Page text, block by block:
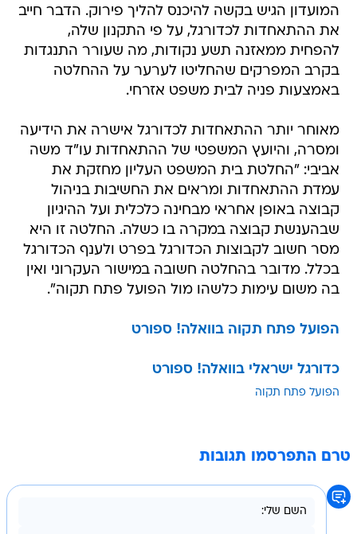
המועדון הגיש בקשה להיכנס להליך פירוק. הדבר חייב
את ההתאחדות לכדורגל, על פי התקנון שלה,
להפחית ממאזנה תשע נקודות, מה שעורר התנגדות
בקרב המפרקים שהחליטו לערער על ההחלטה
באמצעות פניה לבית משפט אזרחי.
מאוחר יותר ההתאחדות לכדורגל אישרה את הידיעה
ומסרה, והיועץ המשפטי של ההתאחדות עו"ד משה
אביבי: "החלטת בית המשפט העליון מחזקת את
עמדת ההתאחדות ומראים את החשיבות בניהול
קבוצה באופן אחראי מבחינה כלכלית ועל ההיגיון
שבהענשת קבוצה במקרה בו כשלה. החלטה זו היא
מסר חשוב לקבוצות הכדורגל בפרט ולענף הכדורגל
בכלל. מדובר בהחלטה חשובה במישור העקרוני ואין
בה משום עימות כלשהו מול הפועל פתח תקוה".
הפועל פתח תקוה בוואלה! ספורט
כדורגל ישראלי בוואלה! ספורט
הפועל פתח תקוה
טרם התפרסמו תגובות